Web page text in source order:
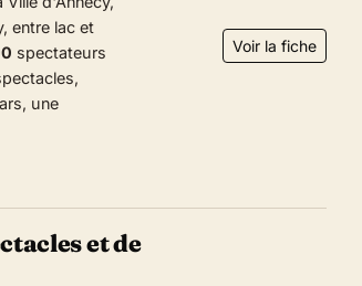
entre lac et
spectateurs
une
Voir la fiche
et de